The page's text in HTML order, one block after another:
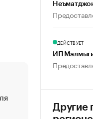
создавшей GTA
ДЕЙСТВУЕТ
ИП
Другие